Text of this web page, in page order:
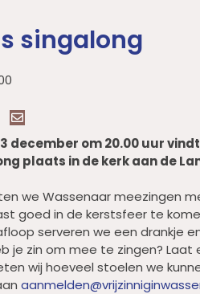
singalong
december om 20.00 uur
plaats in de kerk aan de
we Wassenaar meezingen
goed in de kerstsfeer te
serveren we een drankje
je zin om mee te zingen? Laat
wij hoeveel stoelen we